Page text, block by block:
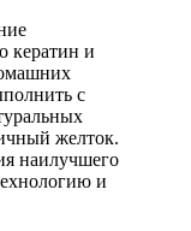
кератин и
с
желток.
наилучшего
и